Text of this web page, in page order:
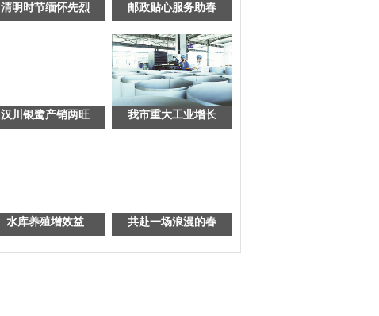
清明时节缅怀先烈 邮政贴心服务助春
汉川银鹭产销两旺 我市重大工业增长
水库养殖增效益 共赴一场浪漫的春